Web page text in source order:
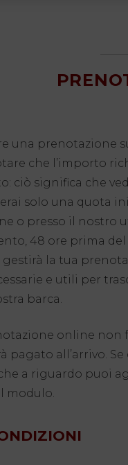
una prenotazione
che l’importo
ciò significa che
solo una quota
o presso il nostro
48 ore prima
la tua
e utili per
barca.
online
pagato all’arrivo.
a riguardo puoi
modulo.